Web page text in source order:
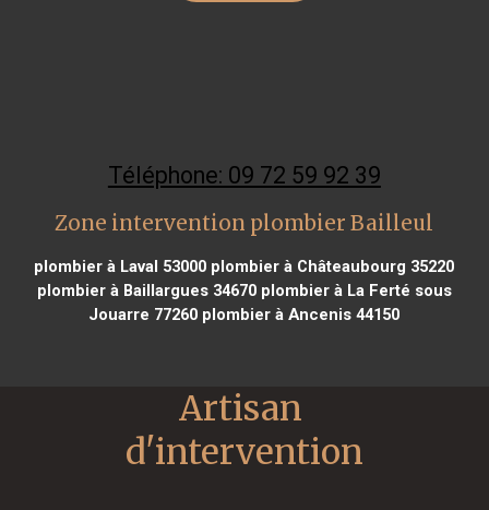
Téléphone: 09 72 59 92 39
Zone intervention plombier Bailleul
plombier à Laval 53000 plombier à Châteaubourg 35220
plombier à Baillargues 34670plombier à La Ferté sous
Jouarre 77260 plombier à Ancenis 44150
Artisan
d'intervention